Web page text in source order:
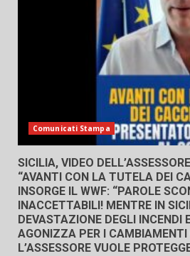
Comunicati Stampa
SICILIA, VIDEO
“AVANTI CON LA TUTELA DEI
INSORGE IL WWF: “PAROLE
INACCETTABILI! MENTRE IN
DEVASTAZIONE DEGLI INCENDI
AGONIZZA PER I
L’ASSESSORE VUOLE